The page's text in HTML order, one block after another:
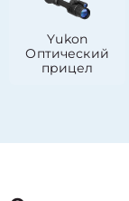
Yukon
Оптический
прицел